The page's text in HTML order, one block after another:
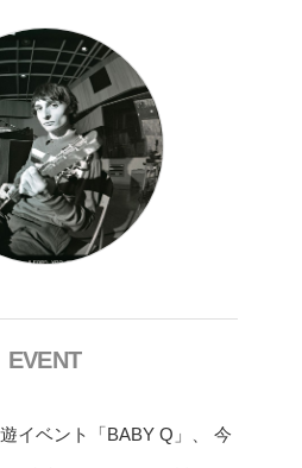
EVENT
イベント「BABY Q」、 今